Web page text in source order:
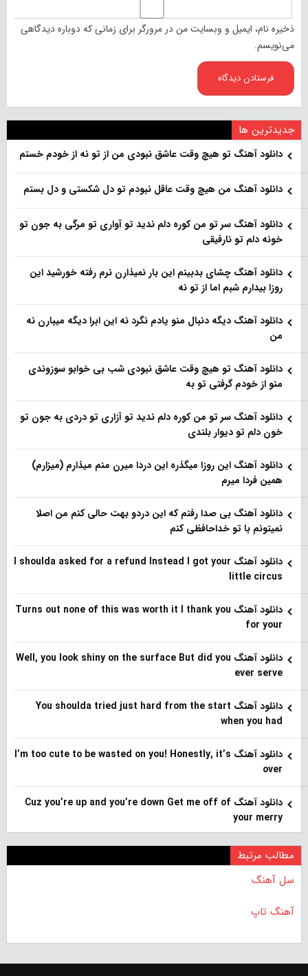
ذخیره نام، ایمیل و وبسایت من در مرورگر برای زمانی که دوباره دیدگاهی
می‌نویسم.
جدیدترین ها
دانلود آهنگ تو هیچ وقت عاشق نبودی من از تو نه از خودم خستم
دانلود آهنگ من هیچ وقت عاقل نبودم تو دل شکستی و دل بستم
دانلود آهنگ سر تو من کوره دلم ندید تو آواری تو مرگی به جون تو
خونه دلم تو نارفیقی
دانلود آهنگ چشای بدبینم این بار نمیذارن نرم رفته خورشید این
روزا بیدارم شبم اما از تو نه
دانلود آهنگ دیگه دنبال منو یادم نگرد نه این ابرا دیگه میبارن نه
من
دانلود آهنگ تو هیچ وقت عاشق نبودی شب بی خوابو سوزوندی
منو از خودم گرفتی تو به
دانلود آهنگ سر تو من کوره دلم ندید تو آزاری تو دردی به جون تو
خون دلم تو دیوار بلندی
دانلود آهنگ این روزا میگذره این دردا میرن منم میذارم (میزارم)
همین فردا میرم
دانلود آهنگ بی صدا رفتم که این دردو بهت حالی کنم من اصلا
نمیتونم با تو خداحافظی کنم
دانلود آهنگ I shoulda asked for a refund Instead I got your
little circus
دانلود آهنگ Turns out none of this was worth it I thank you
for your
دانلود آهنگ Well, you look shiny on the surface But did you
ever serve
دانلود آهنگ You shoulda tried just hard from the start
when you had
دانلود آهنگ I’m too cute to be wasted on you! Honestly, it’s
over
دانلود آهنگ Cuz you’re up and you’re down Get me off of
your merry
مطالب مرتبط
سل آهنگ
آهنگ تاپ